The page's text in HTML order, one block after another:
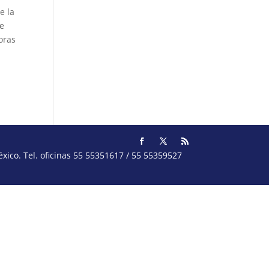
la
Tel. oficinas 55 55351617 / 55 55359527